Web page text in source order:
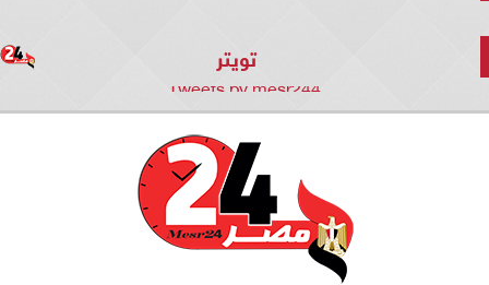
تويتر
Tweets by mesr244